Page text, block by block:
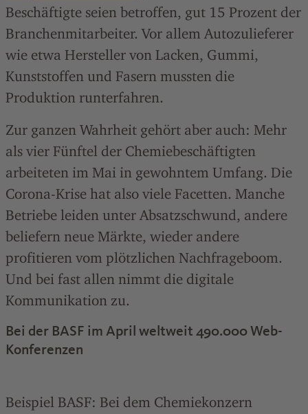
Beschäftigte seien betroffen, gut 15 Prozent der
Branchenmitarbeiter. Vor allem Autozulieferer
wie etwa Hersteller von Lacken, Gummi,
Kunststoffen und Fasern mussten die
Produktion runterfahren.
Zur ganzen Wahrheit gehört aber auch: Mehr
als vier Fünftel der Chemiebeschäftigten
arbeiteten im Mai in gewohntem Umfang. Die
Corona-Krise hat also viele Facetten. Manche
Betriebe leiden unter Absatzschwund, andere
beliefern neue Märkte, wieder andere
profitieren vom plötzlichen Nachfrageboom.
Und bei fast allen nimmt die digitale
Kommunikation zu.
Bei der BASF im April weltweit 490.000 Web-
Konferenzen
Beispiel BASF: Bei dem Chemiekonzern